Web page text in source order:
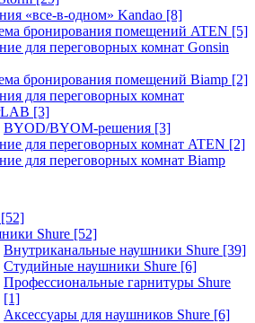
«все-в-одном» Kandao [8]
бронирования помещений ATEN [5]
для переговорных комнат Gonsin
бронирования помещений Biamp [2]
для переговорных комнат
[3]
BYOD/BYOM-решения [3]
для переговорных комнат ATEN [2]
для переговорных комнат Biamp
[52]
Shure [52]
Внутриканальные наушники Shure [39]
Студийные наушники Shure [6]
Профессиональные гарнитуры Shure
[1]
Аксессуары для наушников Shure [6]